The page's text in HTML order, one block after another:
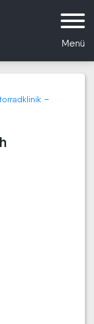
Menü
–